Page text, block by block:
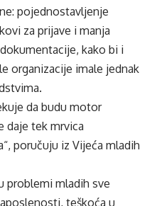
pojednostavljenje
za prijave i manja
kako bi i
organizacije imale jednak
da budu motor
daje tek mrvica
poručuju iz Vijeća mladih
problemi mladih sve
teškoća u